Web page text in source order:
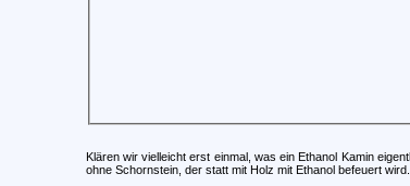
Klären wir vielleicht erst einmal, was ein Ethanol Kamin
ohne Schornstein, der statt mit Holz mit Ethanol befeuert wird.